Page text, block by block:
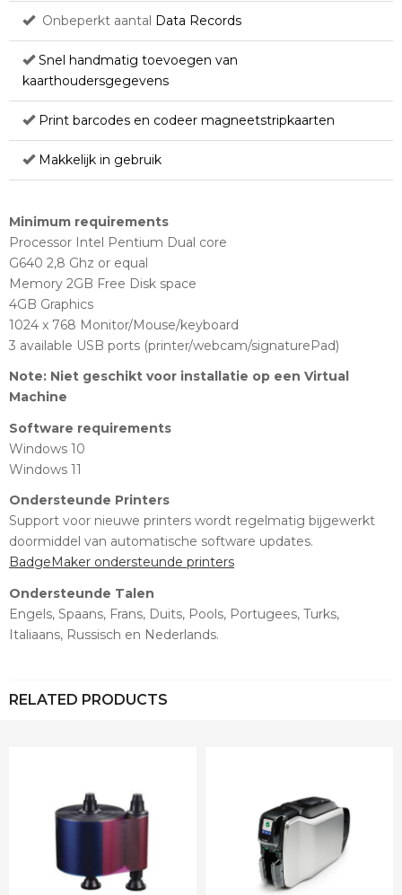
Onbeperkt aantal Data Records
Snel handmatig toevoegen van
kaarthoudersgegevens
Print barcodes en codeer magneetstripkaarten
Makkelijk in gebruik
Minimum requirements
Processor Intel Pentium Dual core
G640 2,8 Ghz or equal
Memory 2GB Free Disk space
4GB Graphics
1024 x 768 Monitor/Mouse/keyboard
3 available USB ports (printer/webcam/signaturePad)
Note: Niet geschikt voor installatie op een Virtual
Machine
Software requirements
Windows 10
Windows 11
Ondersteunde Printers
Support voor nieuwe printers wordt regelmatig bijgewerkt
doormiddel van automatische software updates.
BadgeMaker ondersteunde printers
Ondersteunde Talen
Engels, Spaans, Frans, Duits, Pools, Portugees, Turks,
Italiaans, Russisch en Nederlands.
RELATED PRODUCTS